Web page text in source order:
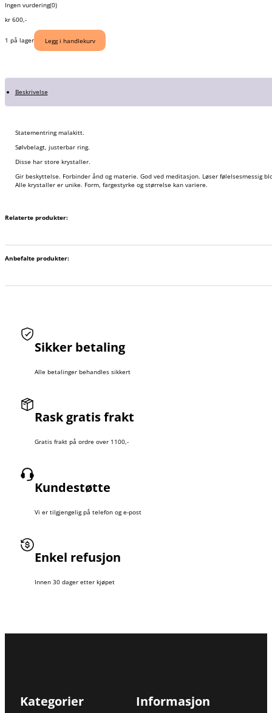
Ingen vurdering(0)
kr 600,-
1 på lager Legg i handlekurv
Beskrivelse
Statementring malakitt.
Sølvbelagt, justerbar ring.
Disse har store krystaller.
Gir beskyttelse. Forbinder ånd og materie. God ved meditasjon. Løser følelsesmessig
Alle krystaller er unike. Form, fargestyrke og størrelse kan variere.
Relaterte produkter:
Anbefalte produkter:
Sikker betaling
Alle betalinger behandles sikkert
Rask gratis frakt
Gratis frakt på ordre over 1100,-
Kundestøtte
Vi er tilgjengelig på telefon og e-post
Enkel refusjon
Innen 30 dager etter kjøpet
Kategorier Informasjon